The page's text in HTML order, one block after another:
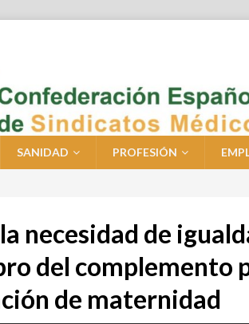
SANIDAD PROFESIÓN
necesidad de
del complemento
de maternidad